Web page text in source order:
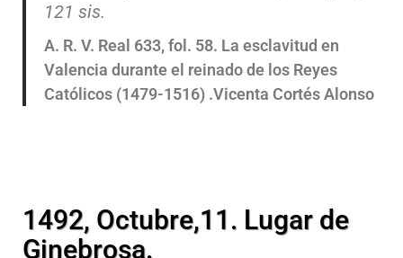
121 sis.
A. R. V. Real 633, fol. 58. La esclavitud en
Valencia durante el reinado de los Reyes
Católicos (1479-1516) .Vicenta Cortés Alonso
1492, Octubre,11. Lugar de
Ginebrosa.